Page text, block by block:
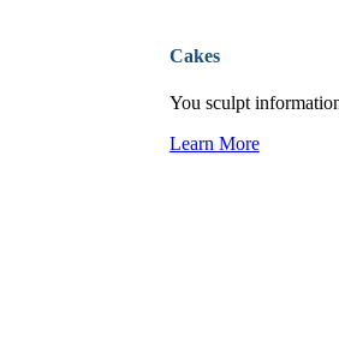
Cakes
You sculpt
Learn More